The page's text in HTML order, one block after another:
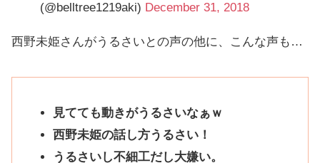
(@belltree1219aki) December 31, 2018
西野未姫さんがうるさいとの声の他に、こんな声も…
見てても動きがうるさいなぁｗ
西野未姫の話し方うるさい！
うるさいし不細工だし大嫌い。